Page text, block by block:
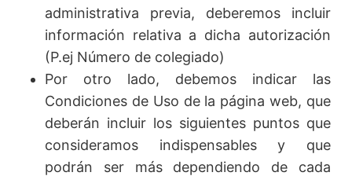
administrativa previa, deberemos incluir
información relativa a dicha autorización
(P.ej Número de colegiado)
Por otro lado, debemos indicar las
Condiciones de Uso de la página web, que
deberán incluir los siguientes puntos que
consideramos indispensables y que
podrán ser más dependiendo de cada